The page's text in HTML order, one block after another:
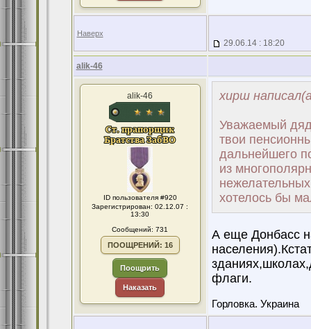
Наверх
29.06.14 : 18:20
alik-46
alik-46
ID пользователя #920
Зарегистрирован: 02.12.07 :
13:30
Сообщений: 731
ПООЩРЕНИЙ: 16
Поощрить
Наказать
хирш
Уважаемый
твои
дальнейшего
из
хотелось бы
А еще Донбасс
флаги.
Горловка. Украина